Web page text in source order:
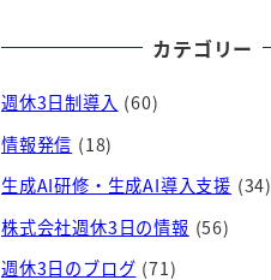
カテゴリー
週休3日制導入 (60)
情報発信 (18)
生成AI研修・生成AI導入支援 (34)
株式会社週休3日の情報 (56)
週休3日のブログ (71)